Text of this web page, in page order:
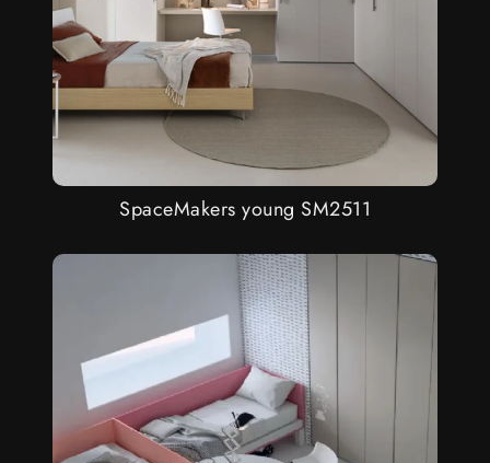
SpaceMakers young SM2511